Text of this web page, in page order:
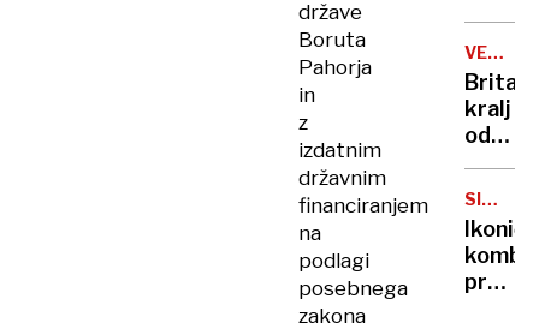
države
Boruta
Pahorja
in
z
izdatnim
državnim
financiranjem
na
podlagi
posebnega
zakona
Karma
je
psica,
Nico
pa
njen
sin
VELIKA
kralj
zaradi
raka
SIMBOL
kombi